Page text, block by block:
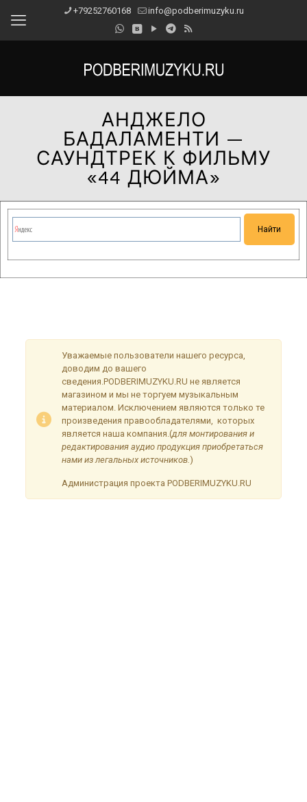
+79252760168 info@podberimuzyku.ru
АНДЖЕЛО
БАДАЛАМЕНТИ —
САУНДТРЕК К ФИЛЬМУ
«44 ДЮЙМА»
Уважаемые пользователи нашего ресурса,
доводим до вашего
сведения.PODBERIMUZYKU.RU не является
магазином и мы не торгуем музыкальным
материалом. Исключением являются только те
произведения правообладателями, которых
является наша компания.(для монтирования и
редактирования аудио продукция приобретаться
нами из легальных источников.)
Администрация проекта PODBERIMUZYKU.RU